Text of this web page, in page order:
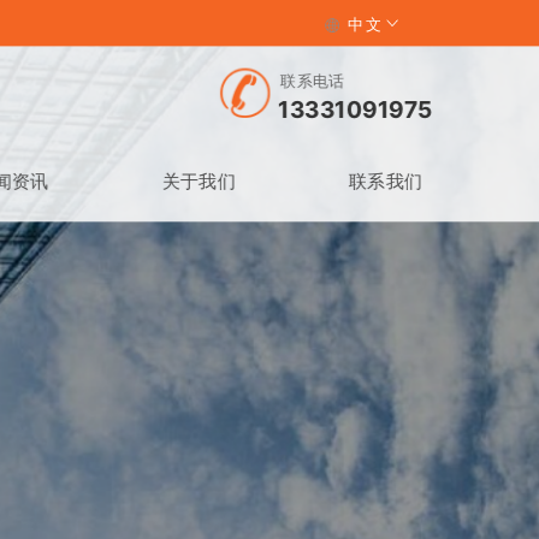
13331091975
联系电话
中文
资讯 关于我们 联系我们